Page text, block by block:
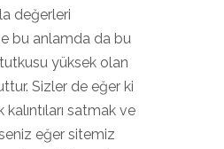
değerleri
bu anlamda da bu
yüksek olan
Sizler de eğer ki
satmak ve
eğer sitemiz